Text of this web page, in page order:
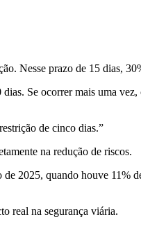
Nesse prazo de 15 dias,
Se ocorrer mais uma vez,
de cinco dias.”
na redução de riscos.
de 2025, quando houve 11%
real na segurança viária.